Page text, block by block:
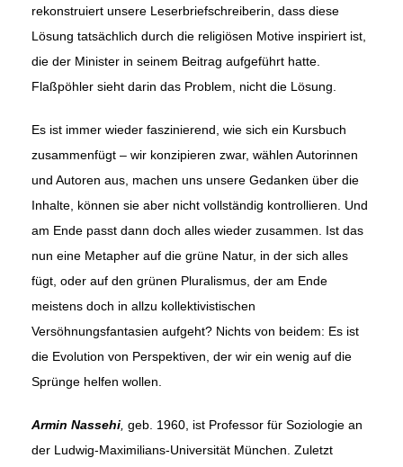
rekonstruiert unsere Leserbriefschreiberin, dass diese
Lösung tatsächlich durch die religiösen Motive inspiriert ist,
die der Minister in seinem Beitrag aufgeführt hatte.
Flaßpöhler sieht darin das Problem, nicht die Lösung.
Es ist immer wieder faszinierend, wie sich ein Kursbuch
zusammenfügt – wir konzipieren zwar, wählen Autorinnen
und Autoren aus, machen uns unsere Gedanken über die
Inhalte, können sie aber nicht vollständig kontrollieren. Und
am Ende passt dann doch alles wieder zusammen. Ist das
nun eine Metapher auf die grüne Natur, in der sich alles
fügt, oder auf den grünen Pluralismus, der am Ende
meistens doch in allzu kollektivistischen
Versöhnungsfantasien aufgeht? Nichts von bei­dem: Es ist
die Evolution von Perspektiven, der wir ein wenig auf die
Sprünge helfen wollen.
Armin Nassehi geb. 1960, ist Professor für Soziologie an
der Ludwig-Maximilians-Universität München. Zuletzt